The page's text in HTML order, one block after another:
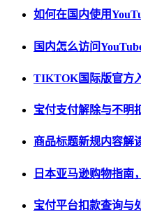
如何在国内使用
国内怎么访问
TIKTOK国际版官方
宝付支付解除与不明
商品标题新规内容解
日本亚马逊购物指南
宝付平台扣款查询与